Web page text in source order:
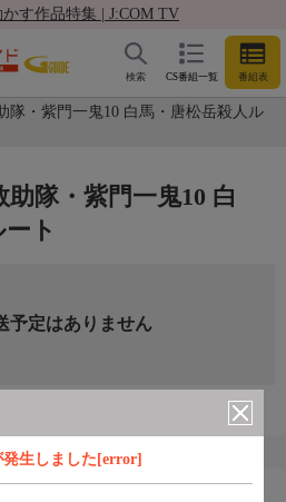
す作品特集 | J:COM TV
CS番組一覧 番組表
検索
隊・紫門一鬼10 白馬・唐松岳殺人ル
生しました[error]
隊・紫門一鬼10 白
ト
予定はありません